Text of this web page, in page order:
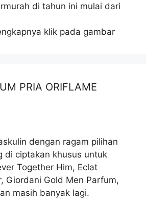
di tahun ini mulai dari
klik pada gambar
PRIA ORIFLAME
dengan ragam pilihan
di ciptakan khusus untuk
Together Him, Eclat
Giordani Gold Men Parfum,
masih banyak lagi.